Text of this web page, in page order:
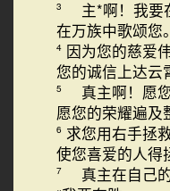
3
主*啊！我要
在万族中歌颂您。
4 因为您的慈爱
您的诚信上达云
5
真主啊！愿
愿您的荣耀遍及
6 求您用右手拯
使您喜爱的人得
7
真主在自己的